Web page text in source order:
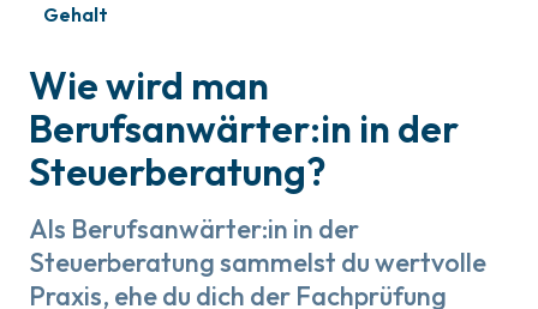
Gehalt
Wie wird man
Berufsanwärter:in in der
Steuerberatung?
Als Berufsanwärter:in in der
Steuerberatung sammelst du wertvolle
Praxis, ehe du dich der Fachprüfung